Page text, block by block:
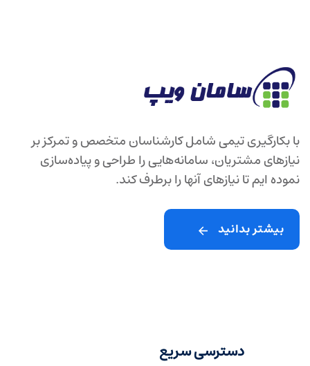
با بکارگیری تیمی شامل کارشناسان متخصص و تمرکز بر
نیازهای مشتریان، سامانه‌هایی را طراحی و پیاده‌سازی
نموده ایم تا نیازهای آنها را برطرف ‌کند.
بیشتر بدانید
دسترسی سریع